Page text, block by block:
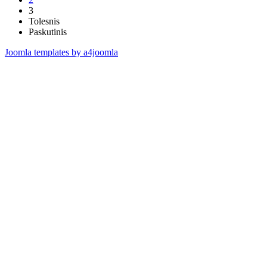
3
Tolesnis
Paskutinis
Joomla templates by a4joomla